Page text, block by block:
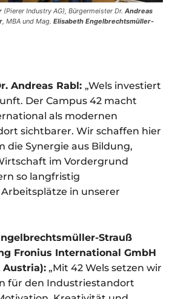
(Pierer Industry AG), Bürgermeister Dr. Andreas
, MBA und Mag. Elisabeth Engelbrechtsmüller-
Andreas Rabl: „Wels investiert
Der Campus 42 macht
als modernen
sichtbarer. Wir schaffen hier
die Synergie aus Bildung,
im Vordergrund
so langfristig
in unserer
Strauß
Fronius International GmbH
Austria): „Mit 42 Wels setzen wir
für den Industriestandort